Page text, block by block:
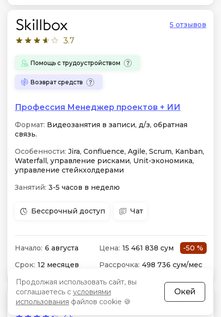
3.7
5 отзывов
Помощь с трудоустройством
Возврат средств
Профессия Менеджер проектов + ИИ
Формат: Видеозанятия в записи, д/з, обратная
связь.
Особенности: Jira, Confluence, Agile, Scrum, Kanban,
Waterfall, управление рисками, Unit-экономика,
управление стейкхолдерами
Занятий: 3-5 часов в неделю
Бессрочный доступ Чат
Начало: 6 августа Цена: 15 461 838 сум
-50 %
Срок: 12 месяцев Рассрочка: 498 736 сум/мес
3 отзыва
Продолжая использовать сайт, вы
соглашаетесь с условиями
использования файлов cookie 🍪
Окей